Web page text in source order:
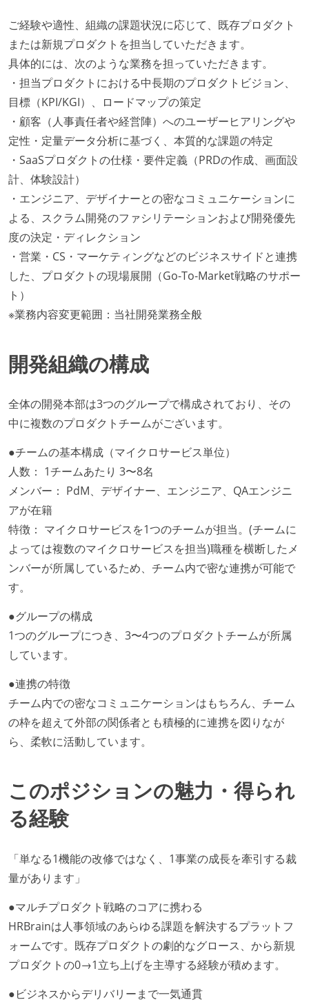
ご経験や適性、組織の課題状況に応じて、既存プロダクト
または新規プロダクトを担当していただきます。
具体的には、次のような業務を担っていただきます。
・担当プロダクトにおける中長期のプロダクトビジョン、
目標（KPI/KGI）、ロードマップの策定
・顧客（人事責任者や経営陣）へのユーザーヒアリングや
定性・定量データ分析に基づく、本質的な課題の特定
・SaaSプロダクトの仕様・要件定義（PRDの作成、画面設
計、体験設計）
・エンジニア、デザイナーとの密なコミュニケーションに
よる、スクラム開発のファシリテーションおよび開発優先
度の決定・ディレクション
・営業・CS・マーケティングなどのビジネスサイドと連携
した、プロダクトの現場展開（Go-To-Market戦略のサポー
ト）
※業務内容変更範囲：当社開発業務全般
開発組織の構成
全体の開発本部は3つのグループで構成されており、その
中に複数のプロダクトチームがございます。
●チームの基本構成（マイクロサービス単位）
人数： 1チームあたり 3〜8名
メンバー： PdM、デザイナー、エンジニア、QAエンジニ
アが在籍
特徴： マイクロサービスを1つのチームが担当。(チームに
よっては複数のマイクロサービスを担当)職種を横断したメ
ンバーが所属しているため、チーム内で密な連携が可能で
す。
●グループの構成
1つのグループにつき、3〜4つのプロダクトチームが所属
しています。
●連携の特徴
チーム内での密なコミュニケーションはもちろん、チーム
の枠を超えて外部の関係者とも積極的に連携を図りなが
ら、柔軟に活動しています。
このポジションの魅力・得られ
る経験
「単なる1機能の改修ではなく、1事業の成長を牽引する裁
量があります」
●マルチプロダクト戦略のコアに携わる
HRBrainは人事領域のあらゆる課題を解決するプラットフ
ォームです。既存プロダクトの劇的なグロース、から新規
プロダクトの0→1立ち上げを主導する経験が積めます。
●ビジネスからデリバリーまで一気通貫